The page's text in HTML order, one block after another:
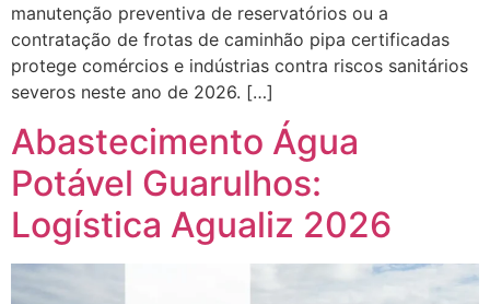
manutenção preventiva de reservatórios ou a
contratação de frotas de caminhão pipa certificadas
protege comércios e indústrias contra riscos sanitários
severos neste ano de 2026. […]
Abastecimento Água
Potável Guarulhos:
Logística Agualiz 2026